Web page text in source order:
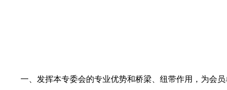
一、发挥本专委会的专业优势和桥梁、纽带作用，为会